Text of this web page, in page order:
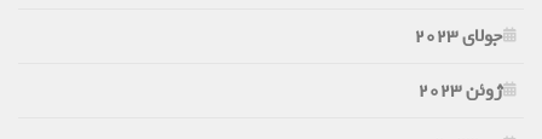
جولای 2023
ژوئن 2023